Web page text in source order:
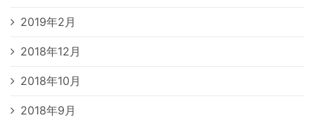
2019年2月
2018年12月
2018年10月
2018年9月